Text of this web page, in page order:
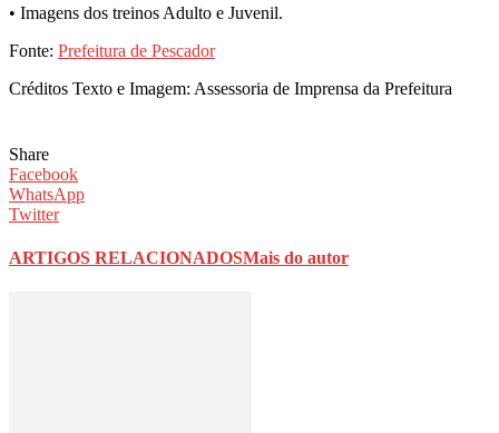
• Imagens dos treinos Adulto e Juvenil.
Fonte: Prefeitura de Pescador
Créditos Texto e Imagem: Assessoria de Imprensa da Prefeitura
Share
Facebook
WhatsApp
Twitter
ARTIGOS RELACIONADOSMais do autor